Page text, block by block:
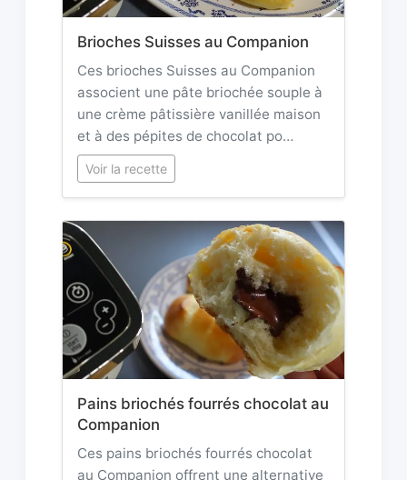
Brioches Suisses au Companion
Ces brioches Suisses au Companion
associent une pâte briochée souple à
une crème pâtissière vanillée maison
et à des pépites de chocolat po…
Voir la recette
Pains briochés fourrés chocolat au
Companion
Ces pains briochés fourrés chocolat
au Companion offrent une alternative